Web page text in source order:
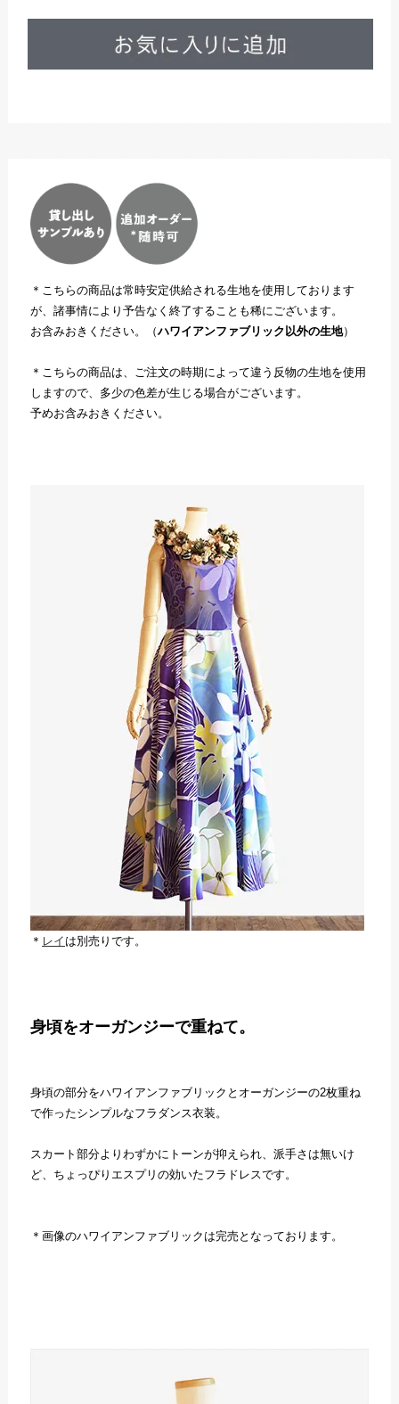
＊こちらの商品は常時安定供給される生地を使用しております
が、諸事情により予告なく終了することも稀にございます。
お含みおきください。（ハワイアンファブリック以外の生地）
＊こちらの商品は、ご注文の時期によって違う反物の生地を使用
しますので、多少の色差が生じる場合がございます。
予めお含みおきください。
＊ レイ は別売りです。
身頃をオーガンジーで重ねて。
身頃の部分をハワイアンファブリックとオーガンジーの2枚重ね
で作ったシンプルなフラダンス衣装。
スカート部分よりわずかにトーンが抑えられ、派手さは無いけ
ど、ちょっぴりエスプリの効いたフラドレスです。
＊画像のハワイアンファブリックは完売となっております。